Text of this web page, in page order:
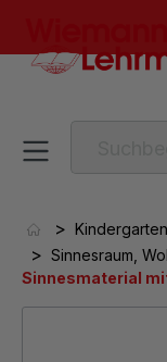
>
> Sinnesraum,
Sinnesmaterial